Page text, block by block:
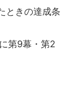
ときの達成条
第9幕・第2